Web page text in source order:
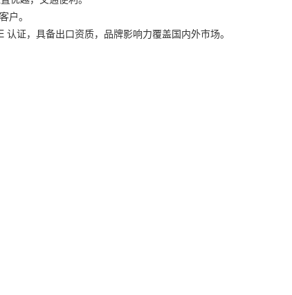
户。
证，具备出口资质，品牌影响力覆盖国内外市场。